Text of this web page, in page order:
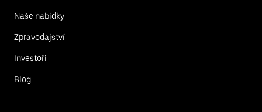
Naše nabídky
Zpravodajství
Investoři
Blog